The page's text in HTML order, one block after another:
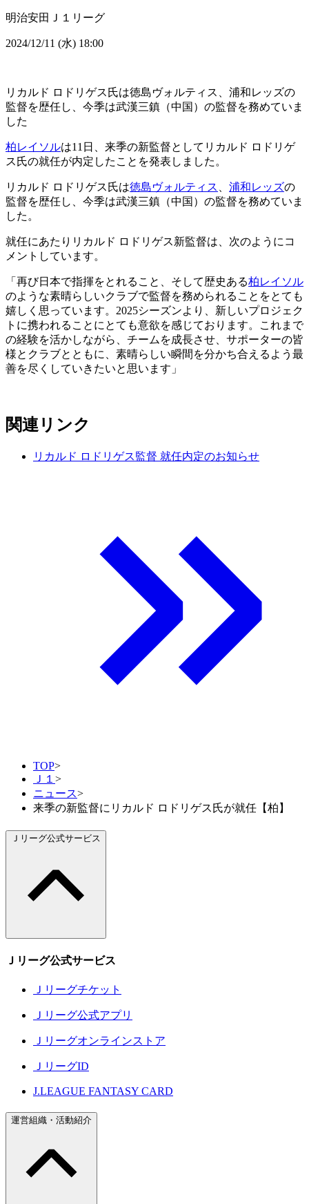
明治安田Ｊ１リーグ
2024/12/11 (水) 18:00
リカルド ロドリゲス氏は徳島ヴォルティス、浦和レッズの
監督を歴任し、今季は武漢三鎮（中国）の監督を務めていま
した
柏レイソルは11日、来季の新監督としてリカルド ロドリゲ
ス氏の就任が内定したことを発表しました。
リカルド ロドリゲス氏は徳島ヴォルティス 浦和レッズの
監督を歴任し、今季は武漢三鎮（中国）の監督を務めていま
した。
就任にあたりリカルド ロドリゲス新監督は、次のようにコ
メントしています。
「再び日本で指揮をとれること、そして歴史ある柏レイソル
のような素晴らしいクラブで監督を務められることをとても
嬉しく思っています。2025シーズンより、新しいプロジェク
トに携われることにとても意欲を感じております。これまで
の経験を活かしながら、チームを成長させ、サポーターの皆
様とクラブとともに、素晴らしい瞬間を分かち合えるよう最
善を尽くしていきたいと思います」
関連リンク
リカルド ロドリゲス監督 就任内定のお知らせ
TOP>
Ｊ１ >
ニュース>
来季の新監督にリカルド ロドリゲス氏が就任【柏】
Ｊリーグ公式サービス
Ｊリーグ公式サービス
Ｊリーグチケット
Ｊリーグ公式アプリ
Ｊリーグオンラインストア
ＪリーグID
J.LEAGUE FANTASY CARD
運営組織・活動紹介